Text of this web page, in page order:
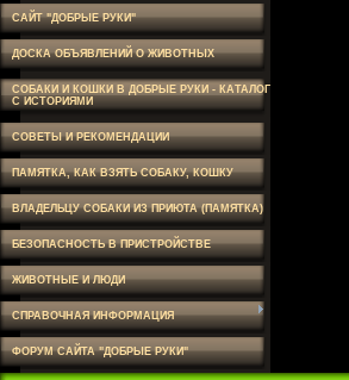
САЙТ "ДОБРЫЕ РУКИ"
ДОСКА ОБЪЯВЛЕНИЙ О ЖИВОТНЫХ
СОБАКИ И КОШКИ В ДОБРЫЕ РУКИ - КАТАЛОГ
С ИСТОРИЯМИ
СОВЕТЫ И РЕКОМЕНДАЦИИ
ПАМЯТКА, КАК ВЗЯТЬ СОБАКУ, КОШКУ
ВЛАДЕЛЬЦУ СОБАКИ ИЗ ПРИЮТА (ПАМЯТКА)
БЕЗОПАСНОСТЬ В ПРИСТРОЙСТВЕ
ЖИВОТНЫЕ И ЛЮДИ
СПРАВОЧНАЯ ИНФОРМАЦИЯ
ФОРУМ САЙТА "ДОБРЫЕ РУКИ"